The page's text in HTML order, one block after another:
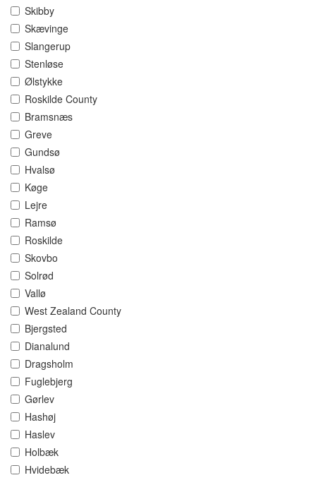
Skibby
Skævinge
Slangerup
Stenløse
Ølstykke
Roskilde County
Bramsnæs
Greve
Gundsø
Hvalsø
Køge
Lejre
Ramsø
Roskilde
Skovbo
Solrød
Vallø
West Zealand County
Bjergsted
Dianalund
Dragsholm
Fuglebjerg
Gørlev
Hashøj
Haslev
Holbæk
Hvidebæk